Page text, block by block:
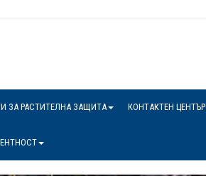
ЗА РАСТИТЕЛНА ЗАЩИТА КОНТАКТЕН ЦЕНТЪР